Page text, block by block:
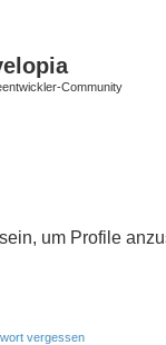
Community
um Profile
vergessen